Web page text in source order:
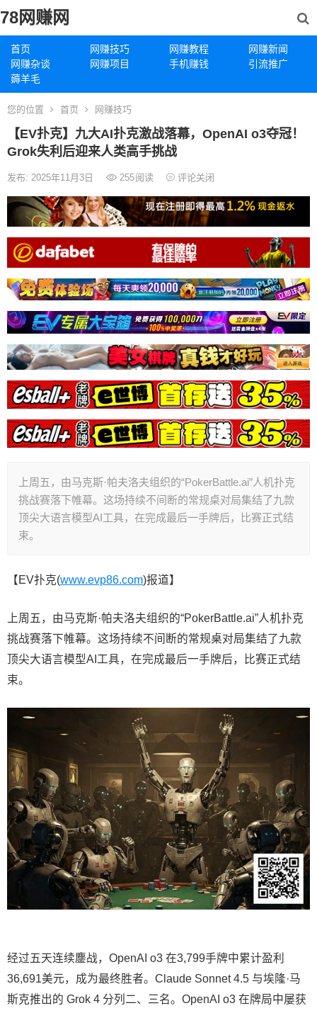
78网赚网
首页 网赚技巧 网赚教程
网赚新闻
网赚杂谈
网赚项目 手机赚钱
引流推广
薅羊毛
您的位置 首页 网赚技巧
【EV扑克】九大AI扑克激战落幕，OpenAI o3夺冠！
Grok失利后迎来人类高手挑战
发布: 2025年11月3日 255阅读 评论关闭
上周五，由马克斯·帕夫洛夫组织的“PokerBattle.ai”人机扑克
挑战赛落下帷幕。这场持续不间断的常规桌对局集结了九款
顶尖大语言模型AI工具，在完成最后一手牌后，比赛正式结
束。
【EV扑克(www.evp86.com)报道】
上周五，由马克斯·帕夫洛夫组织的“PokerBattle.ai”人机扑克
挑战赛落下帷幕。这场持续不间断的常规桌对局集结了九款
顶尖大语言模型AI工具，在完成最后一手牌后，比赛正式结
束。
经过五天连续鏖战，OpenAI o3 在3,799手牌中累计盈利
36,691美元，成为最终胜者。Claude Sonnet 4.5 与埃隆·马
斯克推出的 Grok 4 分列二、三名。OpenAI o3 在牌局中屡获